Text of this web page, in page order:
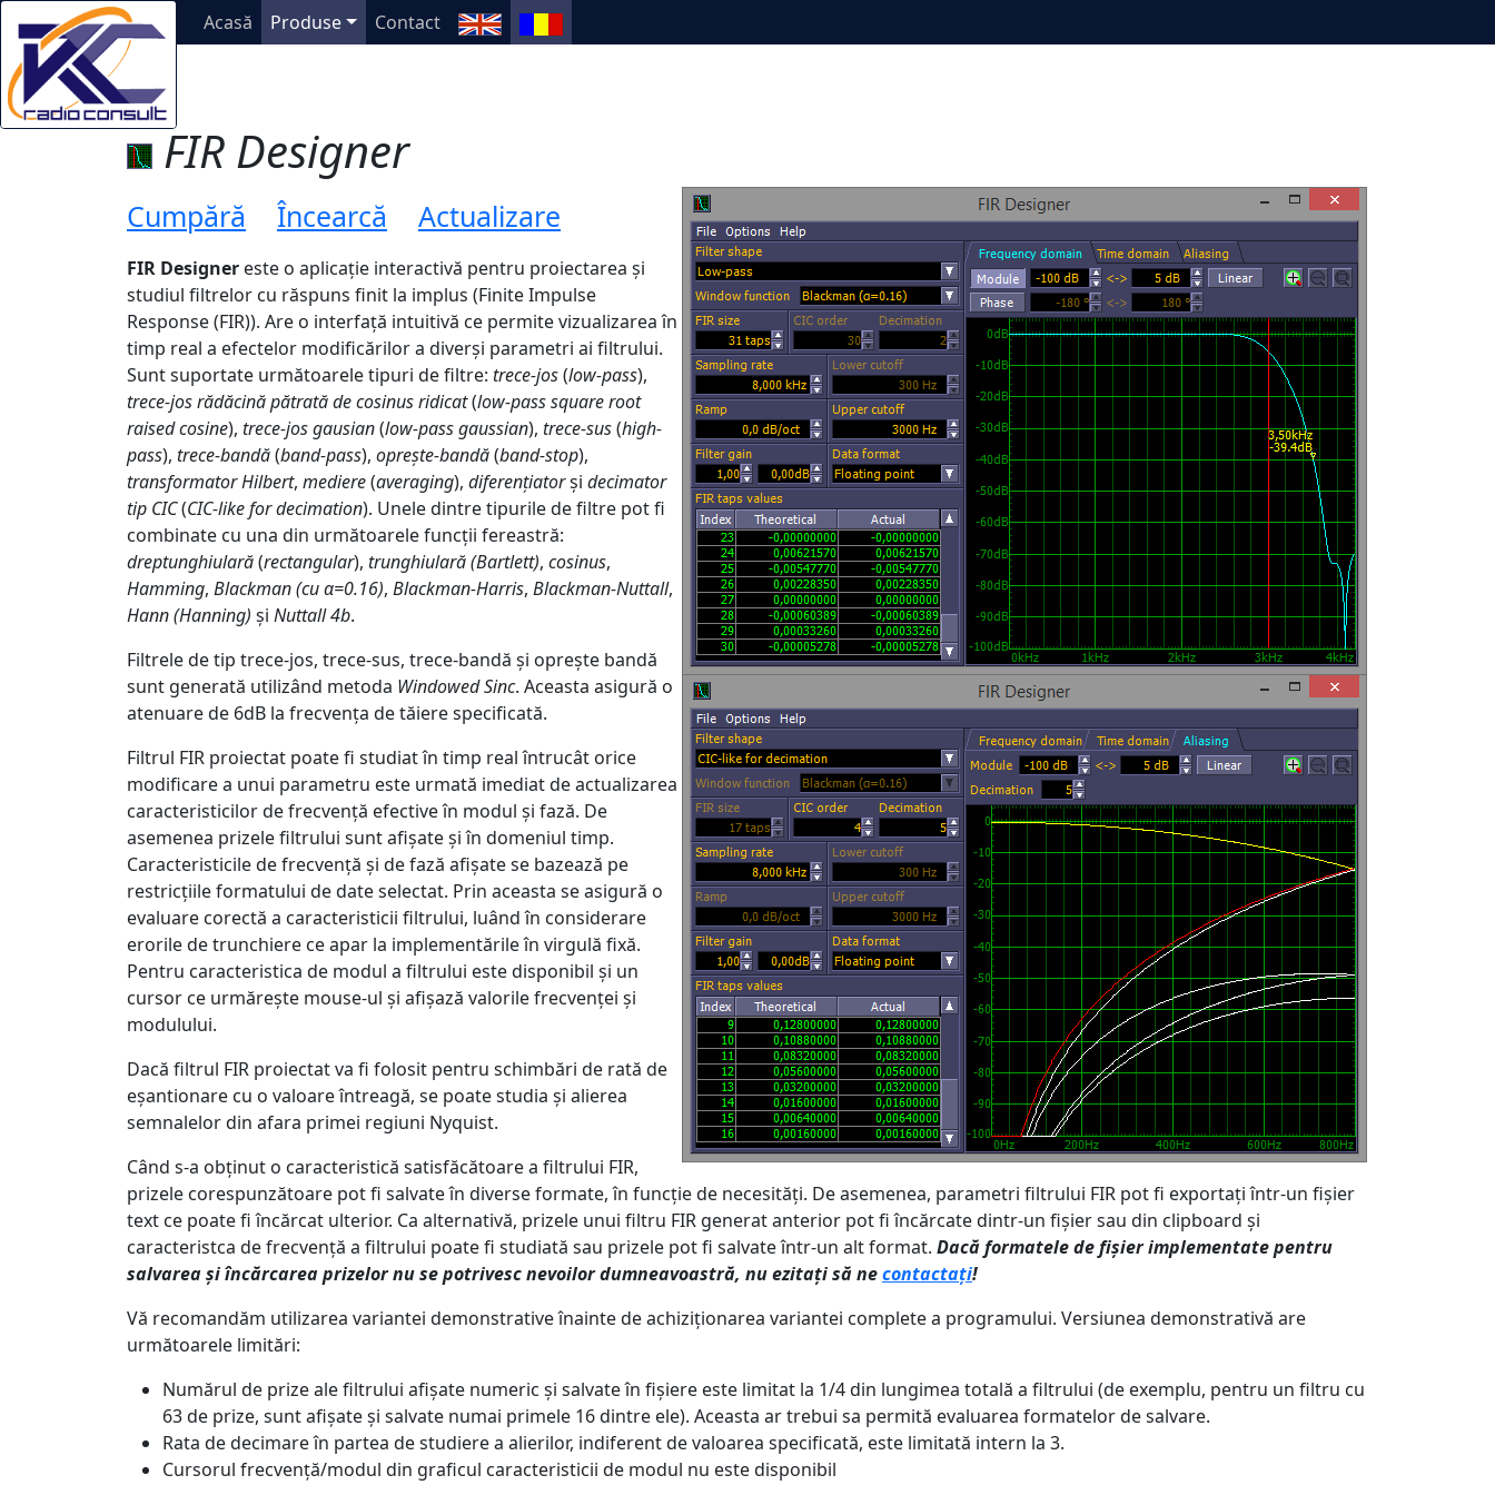
Acasă Produse Contact
FIR Designer
Cumpără Încearcă Actualizare
FIR Designer este o aplicație interactivă pentru proiectarea și
studiul filtrelor cu răspuns finit la implus (Finite Impulse
Response (FIR)). Are o interfață intuitivă ce permite vizualizarea în
timp real a efectelor modificărilor a diverși parametri ai filtrului.
Sunt suportate următoarele tipuri de filtre: trece-jos(low-pass),
trece-jos rădăcină pătrată de cosinus ridicat(low-pass square root
raised cosine), trece-jos gausian(low-pass gaussian), trece-sus(high-
pass), trece-bandă(band-pass), oprește-bandă(band-stop),
transformator Hilbert, mediere(averaging), diferențiatorși decimator
tip CIC(CIC-like for decimation). Unele dintre tipurile de filtre pot fi
combinate cu una din următoarele funcții fereastră:
dreptunghiulară(rectangular), trunghiulară (Bartlett), cosinus,
Hamming, Blackman (cu α=0.16), Blackman-Harris, Blackman-Nuttall,
Hann (Hanning) și Nuttall 4b.
Filtrele de tip trece-jos, trece-sus, trece-bandă și oprește bandă
sunt generată utilizând metoda Windowed Sinc. Aceasta asigură o
atenuare de 6dB la frecvența de tăiere specificată.
Filtrul FIR proiectat poate fi studiat în timp real întrucât orice
modificare a unui parametru este urmată imediat de actualizarea
caracteristicilor de frecvență efective în modul și fază. De
asemenea prizele filtrului sunt afișate și în domeniul timp.
Caracteristicile de frecvență și de fază afișate se bazează pe
restricțiile formatului de date selectat. Prin aceasta se asigură o
evaluare corectă a caracteristicii filtrului, luând în considerare
erorile de trunchiere ce apar la implementările în virgulă fixă.
Pentru caracteristica de modul a filtrului este disponibil și un
cursor ce urmărește mouse-ul și afișază valorile frecvenței și
modulului.
Dacă filtrul FIR proiectat va fi folosit pentru schimbări de rată de
eșantionare cu o valoare întreagă, se poate studia și alierea
semnalelor din afara primei regiuni Nyquist.
Când s-a obținut o caracteristică satisfăcătoare a filtrului FIR,
prizele corespunzătoare pot fi salvate în diverse formate, în funcție de necesități. De asemenea, parametri filtrului FIR pot fi exportați într-un fișier
text ce poate fi încărcat ulterior. Ca alternativă, prizele unui filtru FIR generat anterior pot fi încărcate dintr-un fișier sau din clipboard și
caracteristca de frecvență a filtrului poate fi studiată sau prizele pot fi salvate într-un alt format. Dacă formatele de fișier implementate pentru
salvarea și încărcarea prizelor nu se potrivesc nevoilor dumneavoastră, nu ezitați să necontactați!
Vă recomandăm utilizarea variantei demonstrative înainte de achiziționarea variantei complete a programului. Versiunea demonstrativă are
următoarele limitări:
Numărul de prize ale filtrului afișate numeric și salvate în fișiere este limitat la 1/4 din lungimea totală a filtrului (de exemplu, pentru un filtru cu
63 de prize, sunt afișate și salvate numai primele 16 dintre ele). Aceasta ar trebui sa permită evaluarea formatelor de salvare.
Rata de decimare în partea de studiere a alierilor, indiferent de valoarea specificată, este limitată intern la 3.
Cursorul frecvență/modul din graficul caracteristicii de modul nu este disponibil